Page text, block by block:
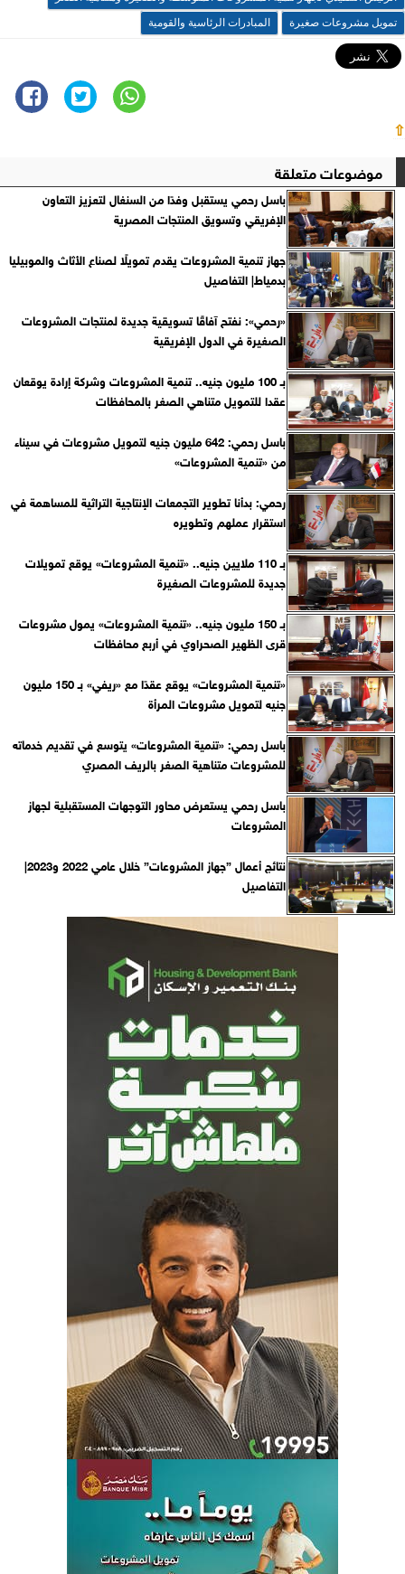
تمويل مشروعات صغيرة
المبادرات الرئاسية والقومية
⇧
موضوعات متعلقة
باسل رحمي يستقبل وفدًا من السنغال لتعزيز التعاون
الإفريقي وتسويق المنتجات المصرية
جهاز تنمية المشروعات يقدم تمويلًا لصناع الأثاث والموبيليا
بدمياط| التفاصيل
«رحمي»: نفتح آفاقًا تسويقية جديدة لمنتجات المشروعات
الصغيرة في الدول الإفريقية
بـ 100 مليون جنيه.. تنمية المشروعات وشركة إرادة يوقعان
عقدا للتمويل متناهي الصغر بالمحافظات
باسل رحمي: 642 مليون جنيه لتمويل مشروعات في سيناء
من «تنمية المشروعات»
رحمي: بدأنا تطوير التجمعات الإنتاجية التراثية للمساهمة في
استقرار عملهم وتطويره
بـ 110 ملايين جنيه.. «تنمية المشروعات» يوقع تمويلات
جديدة للمشروعات الصغيرة
بـ 150 مليون جنيه.. «تنمية المشروعات» يمول مشروعات
قرى الظهير الصحراوي في أربع محافظات
«تنمية المشروعات» يوقع عقدًا مع «ريفي» بـ 150 مليون
جنيه لتمويل مشروعات المرأة
باسل رحمي: «تنمية المشروعات» يتوسع في تقديم خدماته
للمشروعات متناهية الصغر بالريف المصري
باسل رحمي يستعرض محاور التوجهات المستقبلية لجهاز
المشروعات
نتائج أعمال ”جهاز المشروعات” خلال عامي 2022 و2023|
التفاصيل